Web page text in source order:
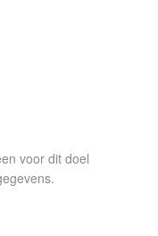
voor dit doel